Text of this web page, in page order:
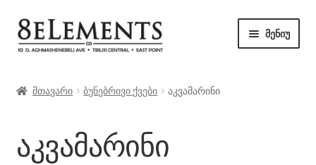
ნავიგაციაზე
გადასვლა
შიგთავსზე
გადასვლა
მენიუ
კონტაქტი
მთავარი ბუნებრივი ქვები აკვამარინი
აკვამარინი